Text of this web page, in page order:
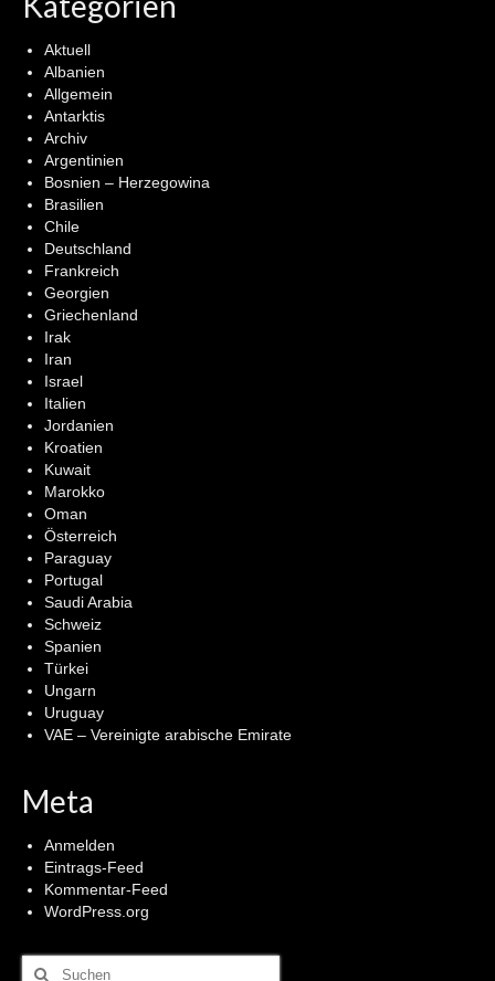
Aktuell
Albanien
Allgemein
Antarktis
Archiv
Argentinien
Bosnien – Herzegowina
Brasilien
Chile
Deutschland
Frankreich
Georgien
Griechenland
Irak
Iran
Israel
Italien
Jordanien
Kroatien
Kuwait
Marokko
Oman
Österreich
Paraguay
Portugal
Saudi Arabia
Schweiz
Spanien
Türkei
Ungarn
Uruguay
VAE – Vereinigte arabische Emirate
Meta
Anmelden
Eintrags-Feed
Kommentar-Feed
WordPress.org
Suchen